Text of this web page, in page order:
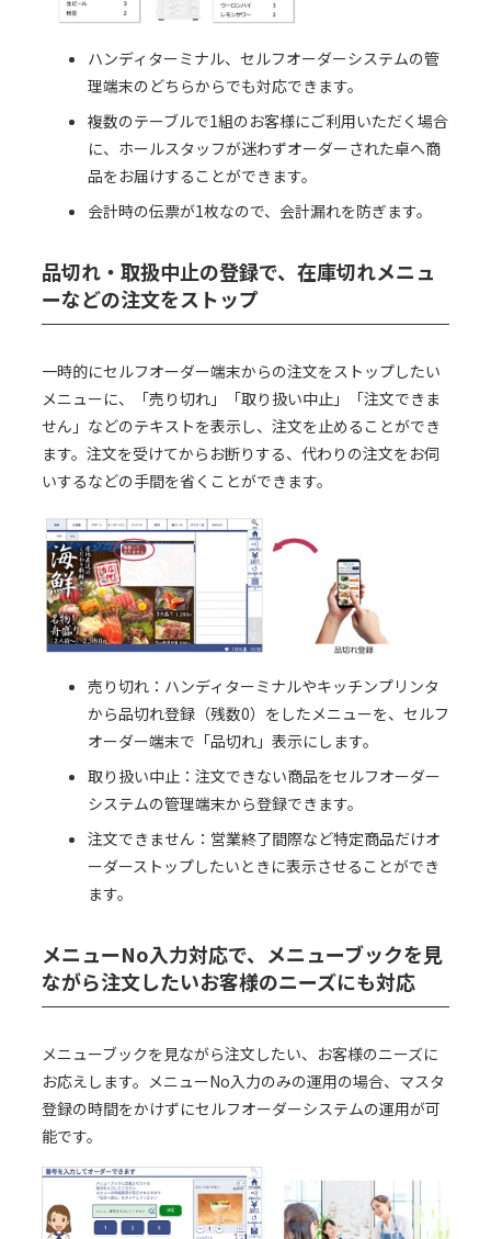
ハンディターミナル、セルフオーダーシステムの管
理端末のどちらからでも対応できます。
複数のテーブルで1組のお客様にご利用いただく場合
に、ホールスタッフが迷わずオーダーされた卓へ商
品をお届けすることができます。
会計時の伝票が1枚なので、会計漏れを防ぎます。
品切れ・取扱中止の登録で、在庫切れメニュ
ーなどの注文をストップ
一時的にセルフオーダー端末からの注文をストップしたい
メニューに、「売り切れ」「取り扱い中止」「注文できま
せん」などのテキストを表示し、注文を止めることができ
ます。注文を受けてからお断りする、代わりの注文をお伺
いするなどの手間を省くことができます。
売り切れ：ハンディターミナルやキッチンプリンタ
から品切れ登録（残数0）をしたメニューを、セルフ
オーダー端末で「品切れ」表示にします。
取り扱い中止：注文できない商品をセルフオーダー
システムの管理端末から登録できます。
注文できません：営業終了間際など特定商品だけオ
ーダーストップしたいときに表示させることができ
ます。
メニューNo入力対応で、メニューブックを見
ながら注文したいお客様のニーズにも対応
メニューブックを見ながら注文したい、お客様のニーズに
お応えします。メニューNo入力のみの運用の場合、マスタ
登録の時間をかけずにセルフオーダーシステムの運用が可
能です。